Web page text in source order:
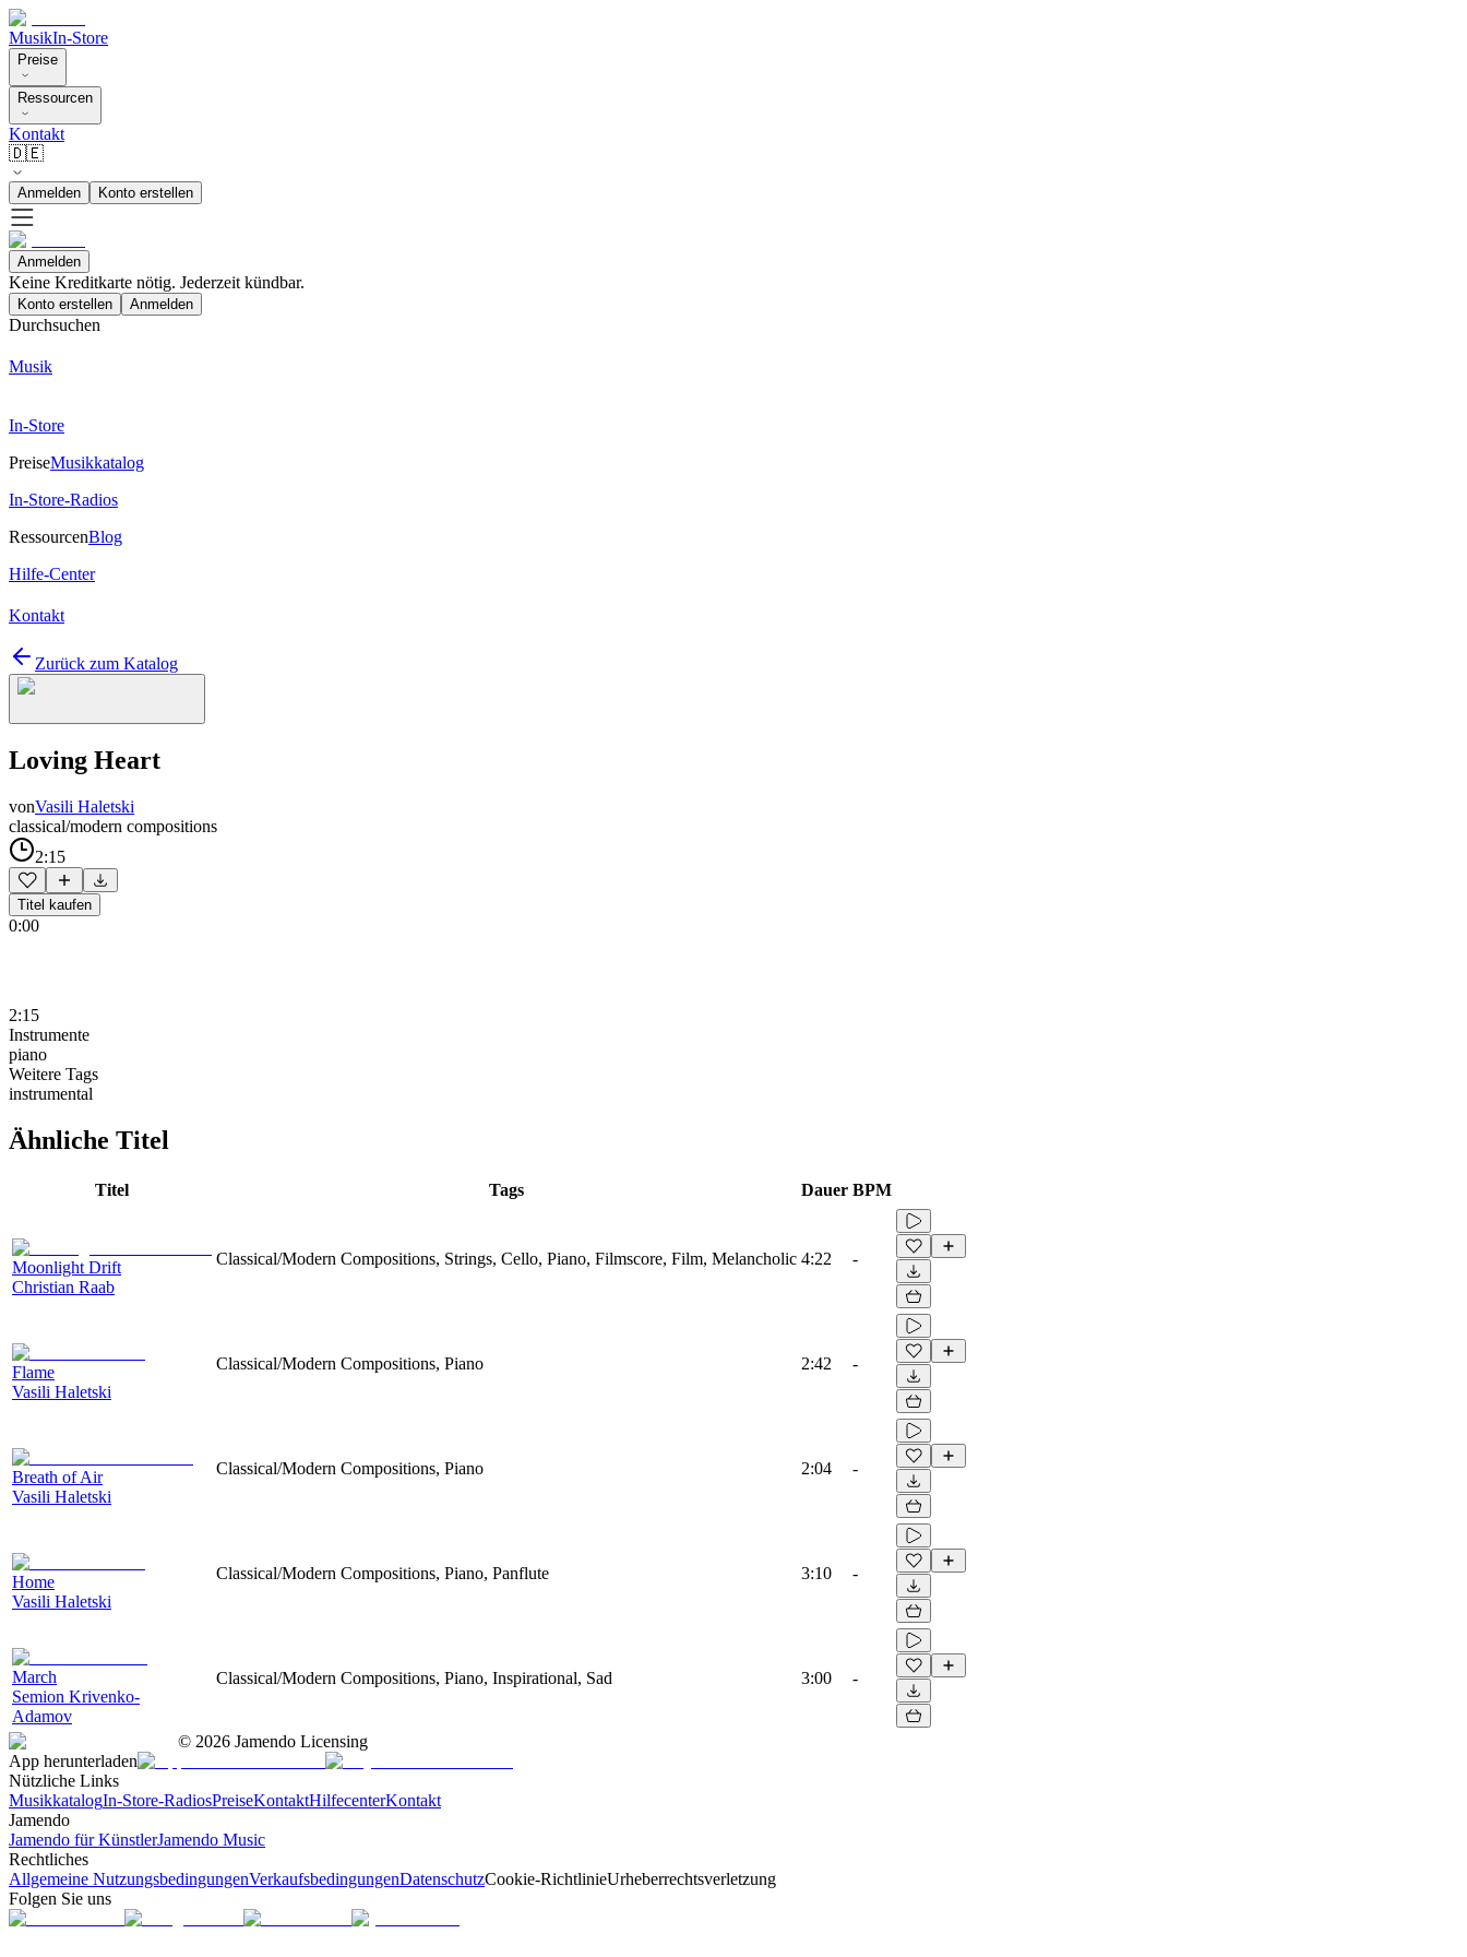
MusikIn-Store
Preise
Ressourcen
Kontakt
🇩🇪
Anmelden Konto erstellen
Anmelden
Keine Kreditkarte nötig. Jederzeit kündbar.
Konto erstellen Anmelden
Durchsuchen
Musik
In-Store
PreiseMusikkatalog
In-Store-Radios
RessourcenBlog
Hilfe-Center
Kontakt
Zurück zum Katalog
Loving Heart
vonVasili Haletski
classical/modern compositions
2:15
Titel kaufen
0:00
2:15
Instrumente
piano
Weitere Tags
instrumental
Ähnliche Titel
Titel Tags Dauer BPM
Moonlight Drift
Christian Raab
Classical/Modern Compositions, Strings, Cello, Piano, Filmscore, Film, Melancholic 4:22 -
Flame
Vasili Haletski
Classical/Modern Compositions, Piano 2:42 -
Breath of Air
Vasili Haletski
Classical/Modern Compositions, Piano 2:04 -
Home
Vasili Haletski
Classical/Modern Compositions, Piano, Panflute 3:10 -
March
Semion Krivenko-
Adamov
Classical/Modern Compositions, Piano, Inspirational, Sad 3:00 -
© 2026 Jamendo Licensing
App herunterladen
Nützliche Links
MusikkatalogIn-Store-RadiosPreiseKontaktHilfecenterKontakt
Jamendo
Jamendo für KünstlerJamendo Music
Rechtliches
Allgemeine NutzungsbedingungenVerkaufsbedingungenDatenschutzCookie-RichtlinieUrheberrechtsverletzung
Folgen Sie uns